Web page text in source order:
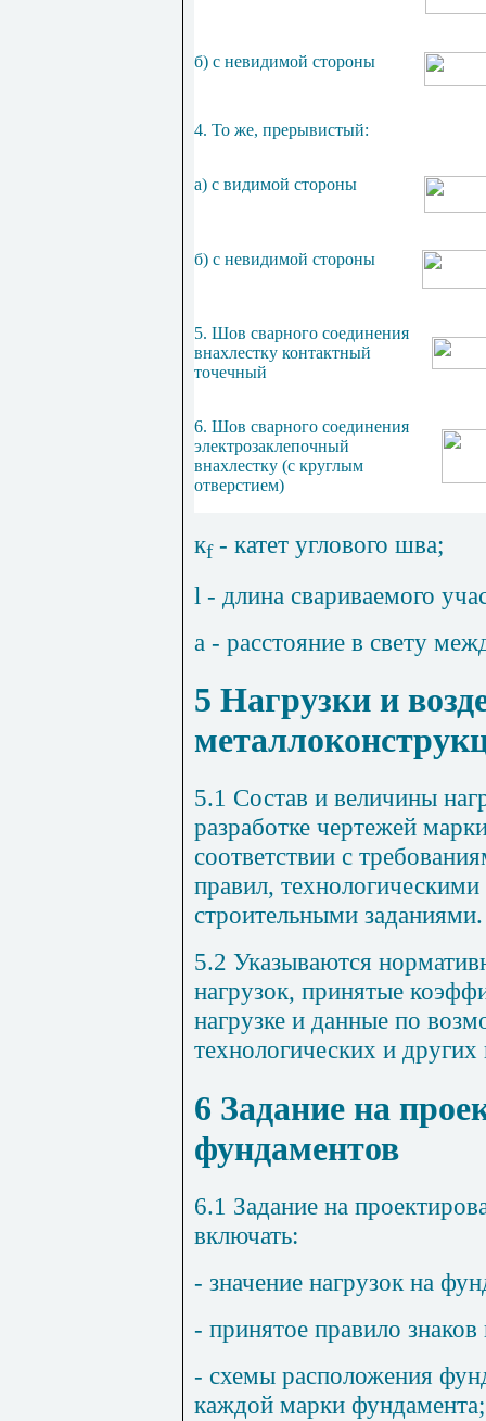
б) с невидимой стороны
4. То же, прерывистый:
а) с видимой стороны
б) с невидимой стороны
5. Шов сварного соединения
внахлестку контактный
точечный
6. Шов сварного соединения
электрозаклепочный
внахлестку (с круглым
отверстием)
кf- катет углового шва;
l - длина свариваемого
а - расстояние в свету
5 Нагрузки и
5.1 Состав и величины
разработке чертежей
соответствии с
правил,
строительными заданиями.
5.2 Указываются
нагрузок, принятые
нагрузке и данные по
технологических и других
6 Задание на
фундаментов
6.1 Задание на
включать:
- значение нагрузок на
- принятое правило
- схемы расположения
каждой марки фундамента;